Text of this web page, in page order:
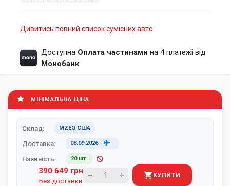
Дивитись повний список сумісних авто
Доступна Оплата частинами на 4 платежі від
Монобанк
МІНІМАЛЬНА ЦІНА
Склад: MZEQ США
Доставка: 08.09.2026-
Наявність: 20 шт.
390 649 грн
Без доставки
КУПИТИ